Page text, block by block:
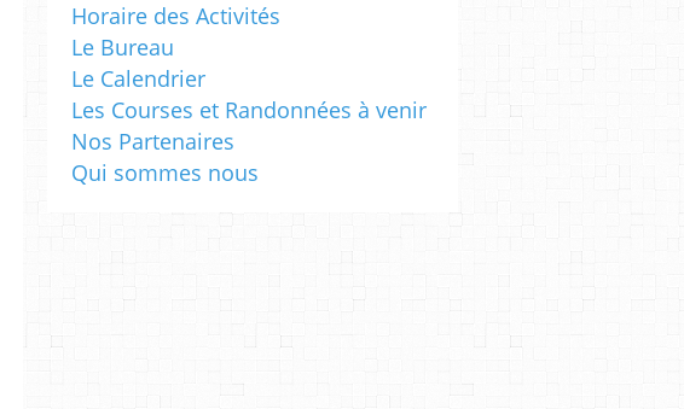
Horaire des Activités
Le Bureau
Le Calendrier
Les Courses et Randonnées à venir
Nos Partenaires
Qui sommes nous